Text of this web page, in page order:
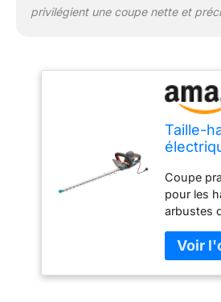
privilégient une coupe nette et
Taille-
de
haies
de 700
dents
poignée
Coupe
pour les
arbustes
lame
innovante